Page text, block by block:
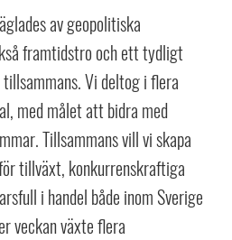
av geopolitiska
framtidstro och ett tydligt
Vi deltog i flera
med målet att bidra med
Tillsammans vill vi skapa
tillväxt, konkurrenskraftiga
i handel både inom Sverige
veckan växte flera